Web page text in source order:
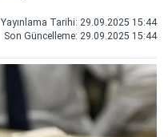
Yayınlama Tarihi: 29.09.2025 15:44
Son Güncelleme: 29.09.2025 15:44